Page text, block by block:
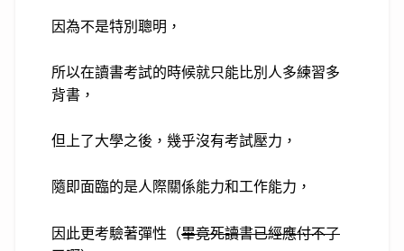
因為不是特別聰明，
所以在讀書考試的時候就只能比別人多練習多
背書，
但上了大學之後，幾乎沒有考試壓力，
隨即面臨的是人際關係能力和工作能力，
因此更考驗著彈性（畢竟死讀書已經應付不了